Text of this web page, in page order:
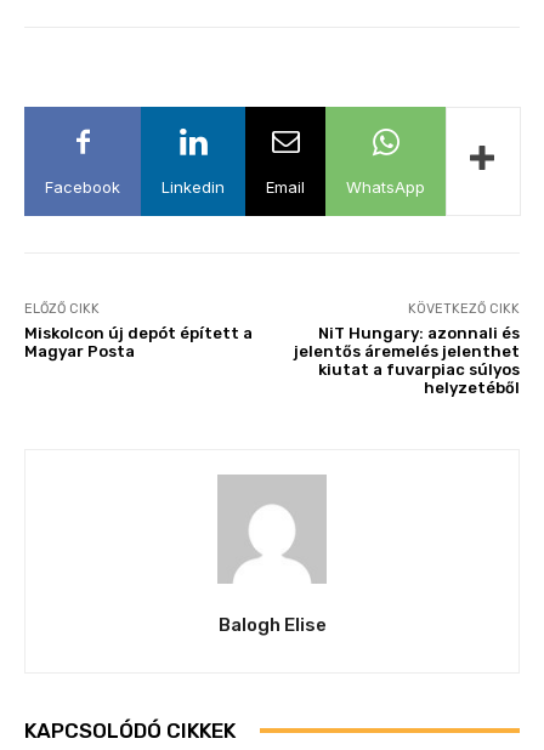
Facebook Linkedin Email WhatsApp
ELŐZŐ CIKK
Miskolcon új depót épített a
Magyar Posta
KÖVETKEZŐ CIKK
NiT Hungary: azonnali és
jelentős áremelés jelenthet
kiutat a fuvarpiac súlyos
helyzetéből
Balogh Elise
KAPCSOLÓDÓ CIKKEK